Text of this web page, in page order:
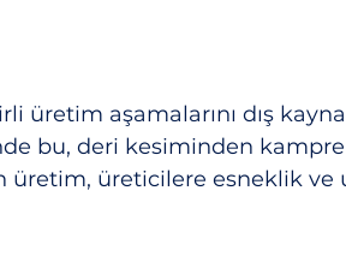
üretim aşamalarını dış
bu, deri kesiminden
üretim, üreticilere esneklik ve